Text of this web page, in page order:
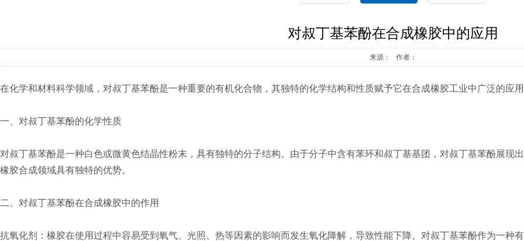
对叔丁基苯酚在合成橡胶中的应用
来源： 作者：
在化学和材料科学领域，对叔丁基苯酚是一种重要的有机化合物，其独特的化学结构和性质赋予它在合成橡胶工业中广泛的应
一、对叔丁基苯酚的化学性质
对叔丁基苯酚是一种白色或微黄色结晶性粉末，具有独特的分子结构。由于分子中含有苯环和叔丁基基团，对叔丁基苯酚展现
橡胶合成领域具有独特的优势。
二、对叔丁基苯酚在合成橡胶中的作用
抗氧化剂：橡胶在使用过程中容易受到氧气、光照、热等因素的影响而发生氧化降解，导致性能下降。对叔丁基苯酚作为一种